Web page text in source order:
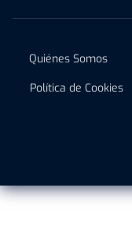
Quiénes Somos
Política de Cookies